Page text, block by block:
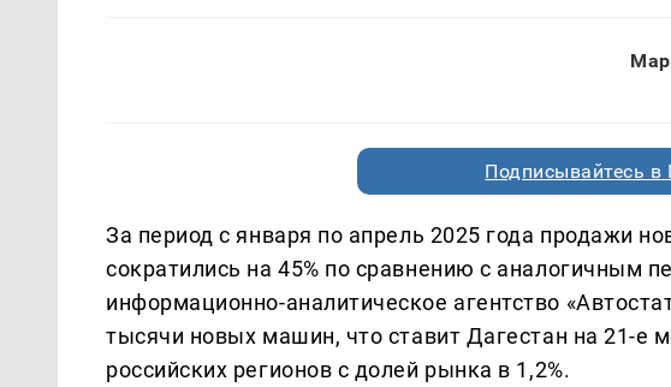
Подписывайтесь в
За период с января по апрель 2025 года продажи
сократились на 45% по сравнению с аналогичным
информационно-аналитическое агентство
тысячи новых машин, что ставит Дагестан на 21-е
российских регионов с долей рынка в 1,2%.